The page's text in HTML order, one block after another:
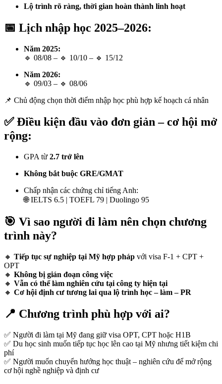
Lộ trình rõ ràng, thời gian hoàn thành linh hoạt
📅 Lịch nhập học 2025–2026:
Năm 2025:
🔹 08/08 – 🔹 10/10 – 🔹 15/12
Năm 2026:
🔹 09/03 – 🔹 08/06
📌 Chủ động chọn thời điểm nhập học phù hợp kế hoạch cá nhân
✅ Điều kiện đầu vào đơn giản – cơ hội mở
rộng:
GPA từ 2.7 trở lên
Không bắt buộc GRE/GMAT
Chấp nhận các chứng chỉ tiếng Anh:
🌐 IELTS 6.5 | TOEFL 79 | Duolingo 95
🎯 Vì sao người đi làm nên chọn chương
trình này?
🔸 Tiếp tục sự nghiệp tại Mỹ hợp pháp với visa F-1 + CPT +
OPT
🔸 Không bị gián đoạn công việc
🔸 Vẫn có thể làm nghiên cứu tại công ty hiện tại
🔸 Cơ hội định cư tương lai qua lộ trình học – làm – PR
📍 Chương trình phù hợp với ai?
✅ Người đi làm tại Mỹ đang giữ visa OPT, CPT hoặc H1B
✅ Du học sinh muốn tiếp tục học lên cao tại Mỹ nhưng tiết kiệm chi
phí
✅ Người muốn chuyển hướng học thuật – nghiên cứu để mở rộng
cơ hội nghề nghiệp và định cư